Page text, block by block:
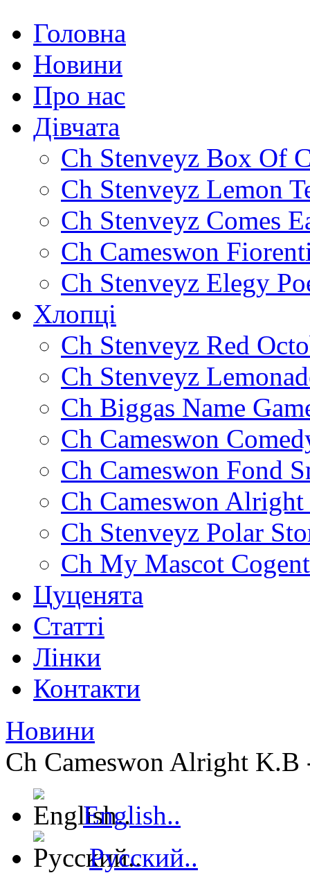
Головна
Новини
Про нас
Дівчата
Ch Stenveyz Box Of
Ch Stenveyz Lemon
Ch Stenveyz Comes
Ch Cameswon
Ch Stenveyz Elegy
Хлопці
Ch Stenveyz Red
Ch Stenveyz
Ch Biggas Name
Ch Cameswon
Ch Cameswon Fond
Ch Cameswon
Ch Stenveyz Polar
Ch My Mascot Cogent
Цуценята
Статті
Лінки
Контакти
Новини
Ch Cameswon Alright
English..
Русский..